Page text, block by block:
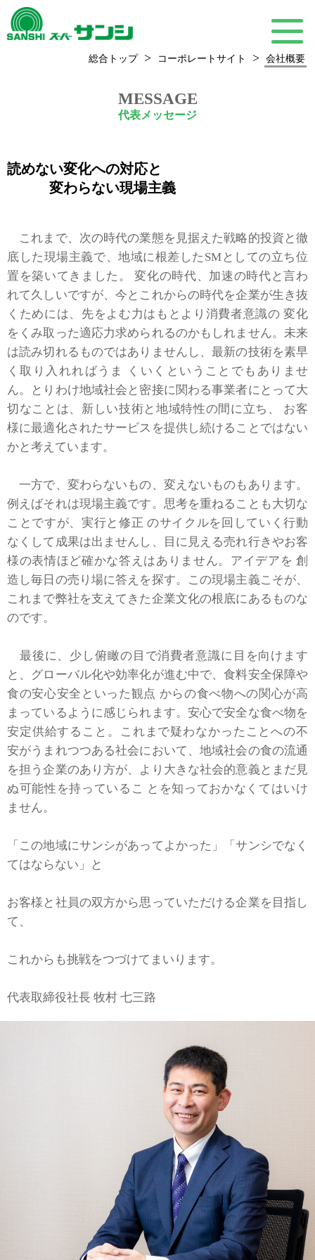
総合トップ > コーポレートサイト > 会社概要
MESSAGE
代表メッセージ
読めない変化への対応と
変わらない現場主義
これまで、次の時代の業態を見据えた戦略的投資と徹
底した現場主義で、地域に根差したSMとしての立ち位
置を築いてきました。 変化の時代、加速の時代と言わ
れて久しいですが、今とこれからの時代を企業が生き抜
くためには、先をよむ力はもとより消費者意識の 変化
をくみ取った適応力求められるのかもしれません。未来
は読み切れるものではありませんし、最新の技術を素早
く取り入れればうま くいくということでもありませ
ん。とりわけ地域社会と密接に関わる事業者にとって大
切なことは、新しい技術と地域特性の間に立ち、 お客
様に最適化されたサービスを提供し続けることではない
かと考えています。
一方で、変わらないもの、変えないものもあります。
例えばそれは現場主義です。思考を重ねることも大切な
ことですが、実行と修正 のサイクルを回していく行動
なくして成果は出ませんし、目に見える売れ行きやお客
様の表情ほど確かな答えはありません。アイデアを 創
造し毎日の売り場に答えを探す。この現場主義こそが、
これまで弊社を支えてきた企業文化の根底にあるものな
のです。
最後に、少し俯瞰の目で消費者意識に目を向けます
と、グローバル化や効率化が進む中で、食料安全保障や
食の安心安全といった観点 からの食べ物への関心が高
まっているように感じられます。安心で安全な食べ物を
安定供給すること。これまで疑わなかったことへの不
安がうまれつつある社会において、地域社会の食の流通
を担う企業のあり方が、より大きな社会的意義とまだ見
ぬ可能性を持っているこ とを知っておかなくてはいけ
ません。
「この地域にサンシがあってよかった」「サンシでなく
てはならない」と
お客様と社員の双方から思っていただける企業を目指し
て、
これからも挑戦をつづけてまいります。
代表取締役社長 牧村 七三路